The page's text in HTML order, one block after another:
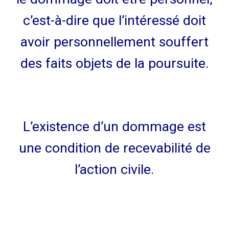
c’est-à-dire que l’intéressé doit
avoir personnellement souffert
des faits objets de la poursuite.
L’existence d’un dommage est
une condition de recevabilité de
l’action civile.